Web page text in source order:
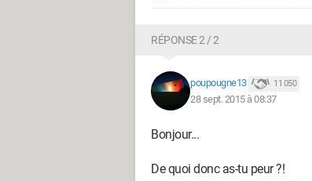
RÉPONSE 2 / 2
poupougne13 11 050
28 sept. 2015 à 08:37
Bonjour...
De quoi donc as-tu peur ?!